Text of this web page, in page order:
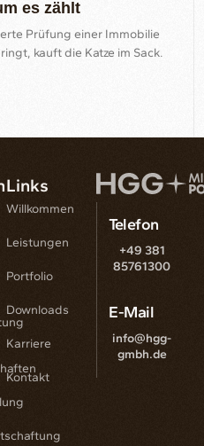
es zählt
Prüfung einer Immobilie
kauft die Katze im Sack.
Links
Willkommen
Leistungen
Portfolio
Downloads
Karriere
Kontakt
Telefon
+49 381
85761300
E-Mail
info@hgg-
gmbh.de